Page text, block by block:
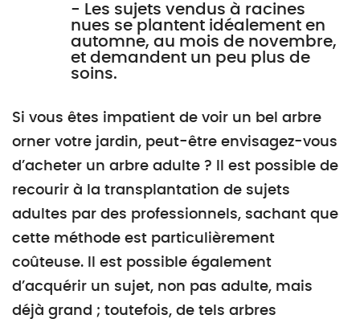
- Les sujets vendus à racines
nues se plantent idéalement en
automne, au mois de novembre,
et demandent un peu plus de
soins.
Si vous êtes impatient de voir un bel arbre
orner votre jardin, peut-être envisagez-vous
d’acheter un arbre adulte ? Il est possible de
recourir à la transplantation de sujets
adultes par des professionnels, sachant que
cette méthode est particulièrement
coûteuse. Il est possible également
d’acquérir un sujet, non pas adulte, mais
déjà grand ; toutefois, de tels arbres